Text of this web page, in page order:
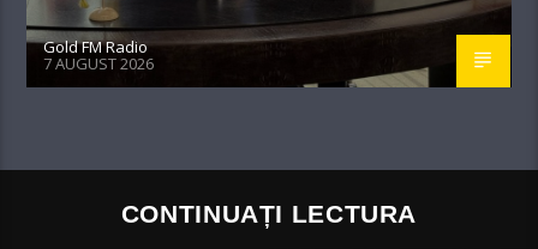
Gold FM Radio
7 AUGUST 2026
CONTINUAȚI LECTURA